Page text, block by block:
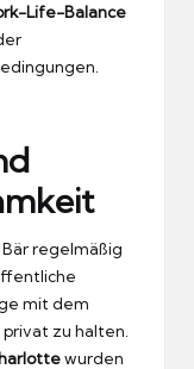
Life-Balance
regelmäßig
mit dem
zu halten.
wurden